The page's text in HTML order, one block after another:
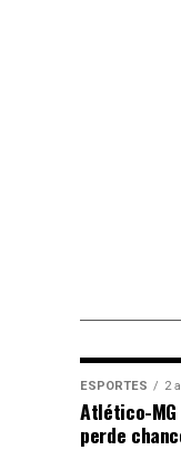
ESPORTES 2
Atlético-MG
perde